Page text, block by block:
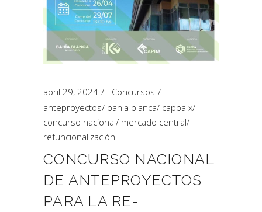
abril 29, 2024
Concursos
anteproyectos/ bahia blanca/ capba x/
concurso nacional/ mercado central/
refuncionalización
CONCURSO NACIONAL
DE ANTEPROYECTOS
PARA LA RE-